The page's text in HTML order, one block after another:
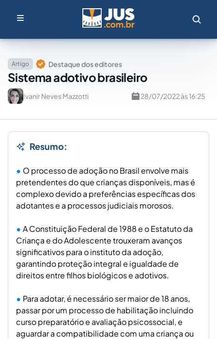
Artigo Destaque dos editores
Sistema adotivo brasileiro
Ivanir Neves Mazzotti 28/07/2022 às 16:25
Resumo:
O processo de adoção no Brasil envolve mais
pretendentes do que crianças disponíveis, mas é
complexo devido a preferências específicas dos
adotantes e a processos judiciais morosos.
A Constituição Federal de 1988 e o Estatuto da
Criança e do Adolescente trouxeram avanços
significativos para o instituto da adoção,
garantindo proteção integral e igualdade de
direitos entre filhos biológicos e adotivos.
Para adotar, é necessário ser maior de 18 anos,
passar por um processo de habilitação incluindo
curso preparatório e avaliação psicossocial, e
aguardar a compatibilidade com uma criança ou